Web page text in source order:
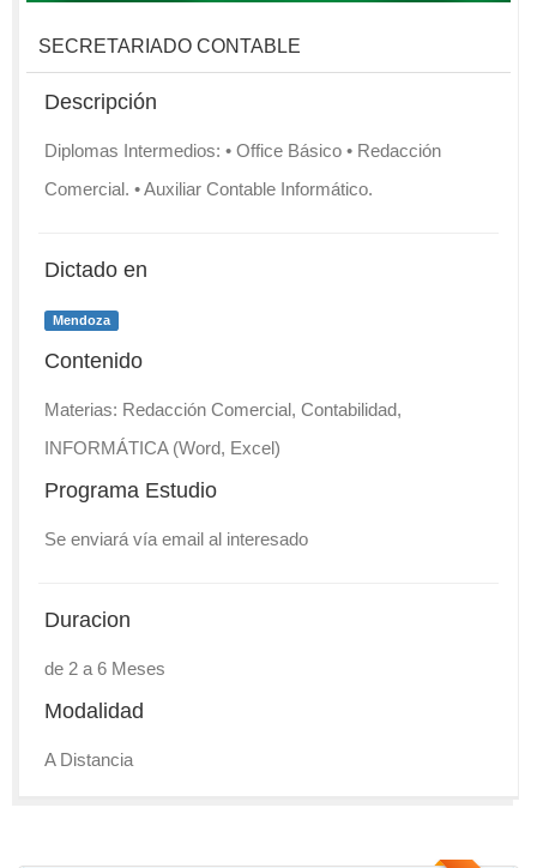
SECRETARIADO CONTABLE
Descripción
Diplomas Intermedios: • Office Básico • Redacción
Comercial. • Auxiliar Contable Informático.
Dictado en
Mendoza
Contenido
Materias: Redacción Comercial, Contabilidad,
INFORMÁTICA (Word, Excel)
Programa Estudio
Se enviará vía email al interesado
Duracion
de 2 a 6 Meses
Modalidad
A Distancia